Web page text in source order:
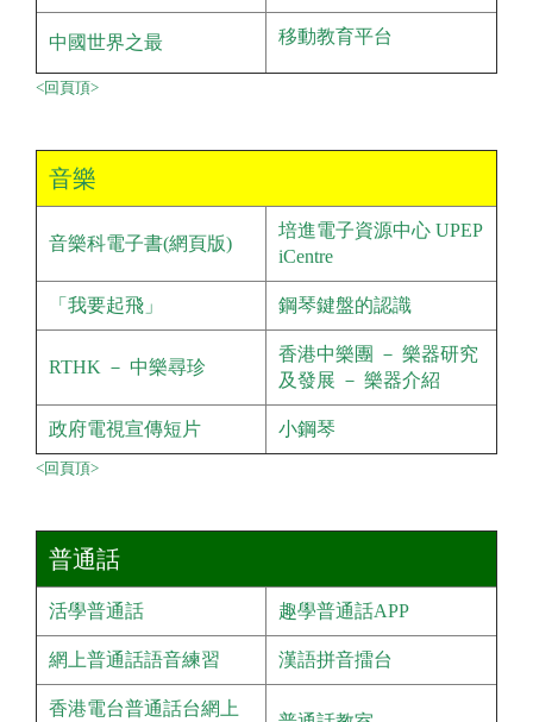
中國世界之最 移動教育平台
<回頁頂>
音樂
音樂科電子書(網頁版)
培進電子資源中心 UPEP
iCentre
「我要起飛」 鋼琴鍵盤的認識
RTHK － 中樂尋珍
香港中樂團 － 樂器研究
及發展 － 樂器介紹
政府電視宣傳短片 小鋼琴
<回頁頂>
普通話
活學普通話 趣學普通話APP
網上普通話語音練習 漢語拼音擂台
香港電台普通話台網上